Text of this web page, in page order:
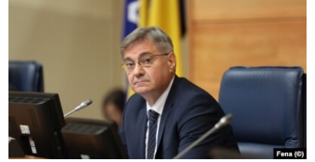
DNEVNO@RSE
SPECIJALI RSE
VIŠE OD NASLOVA
GENOCID U SREBRENICI
PRATITE NAS